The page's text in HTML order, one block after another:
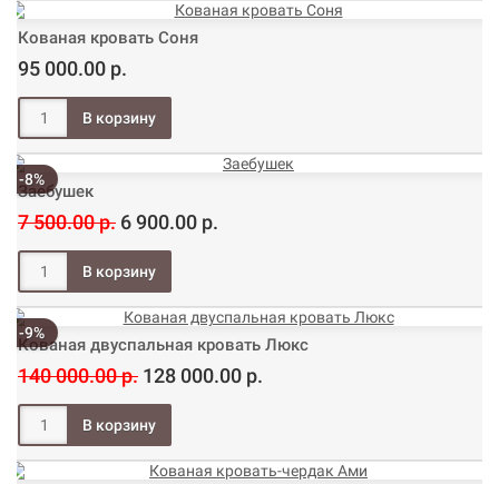
Кованая кровать Соня
95 000.00 р.
-8%
Заебушек
7 500.00 р. 6 900.00 р.
-9%
Кованая двуспальная кровать Люкс
140 000.00 р. 128 000.00 р.